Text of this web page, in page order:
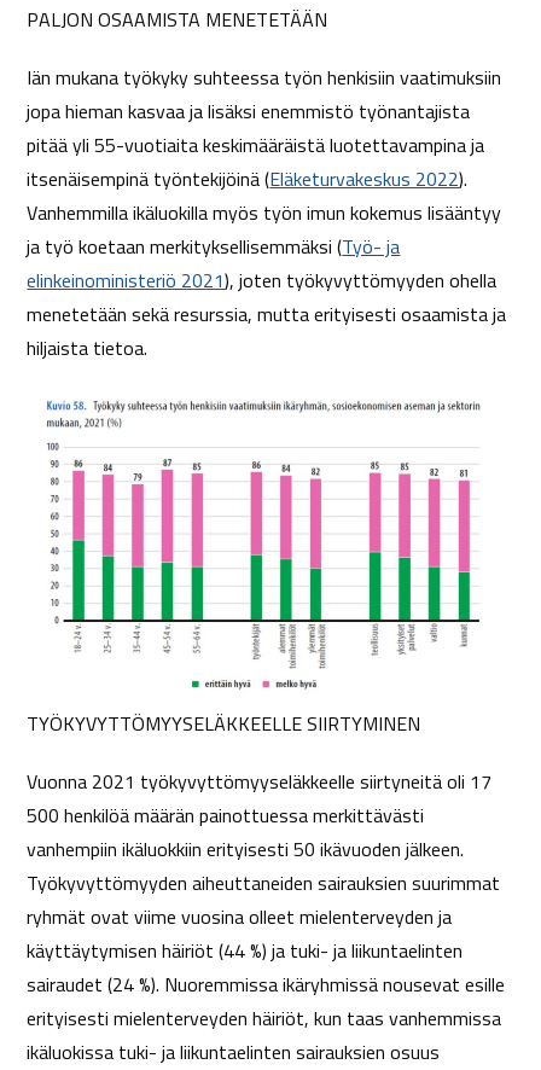
PALJON OSAAMISTA MENETETÄÄN
Iän mukana työkyky suhteessa työn henkisiin vaatimuksiin
jopa hieman kasvaa ja lisäksi enemmistö työnantajista
pitää yli 55-vuotiaita keskimääräistä luotettavampina ja
itsenäisempinä työntekijöinä (Eläketurvakeskus 2022).
Vanhemmilla ikäluokilla myös työn imun kokemus lisääntyy
ja työ koetaan merkityksellisemmäksi (Työ- ja
elinkeinoministeriö 2021), joten työkyvyttömyyden ohella
menetetään sekä resurssia, mutta erityisesti osaamista ja
hiljaista tietoa.
TYÖKYVYTTÖMYYSELÄKKEELLE SIIRTYMINEN
Vuonna 2021 työkyvyttömyyseläkkeelle siirtyneitä oli 17
500 henkilöä määrän painottuessa merkittävästi
vanhempiin ikäluokkiin erityisesti 50 ikävuoden jälkeen.
Työkyvyttömyyden aiheuttaneiden sairauksien suurimmat
ryhmät ovat viime vuosina olleet mielenterveyden ja
käyttäytymisen häiriöt (44 %) ja tuki- ja liikuntaelinten
sairaudet (24 %). Nuoremmissa ikäryhmissä nousevat esille
erityisesti mielenterveyden häiriöt, kun taas vanhemmissa
ikäluokissa tuki- ja liikuntaelinten sairauksien osuus